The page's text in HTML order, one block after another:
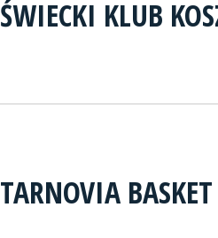
ŚWIECKI KLUB
TARNOVIA